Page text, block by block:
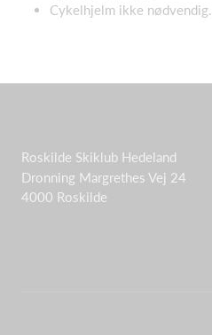
Cykelhjelm ikke nødvendig.
Roskilde Skiklub Hedeland
Dronning Margrethes Vej 24
4000 Roskilde